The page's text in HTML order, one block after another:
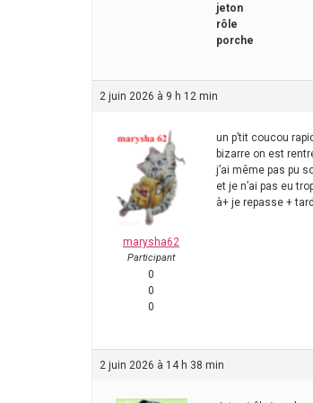
jeton
rôle
porche
2 juin 2026 à 9 h 12 min
marysha62
Participant
0
0
0
un p’tit coucou
bizarre on est
j’ai même pas pu
et je n’ai pas eu
à+ je repasse + tard
2 juin 2026 à 14 h 38 min